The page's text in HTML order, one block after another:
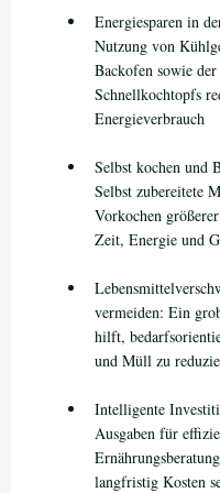
Energiesparen in
Nutzung von
Backofen sowie
Schnellkochtopfs
Energieverbrauch
Selbst kochen und
Selbst zubereitete
Vorkochen
Zeit, Energie und
vermeiden: Ein
hilft,
und Müll zu
Intelligente
Ausgaben für
langfristig Kosten